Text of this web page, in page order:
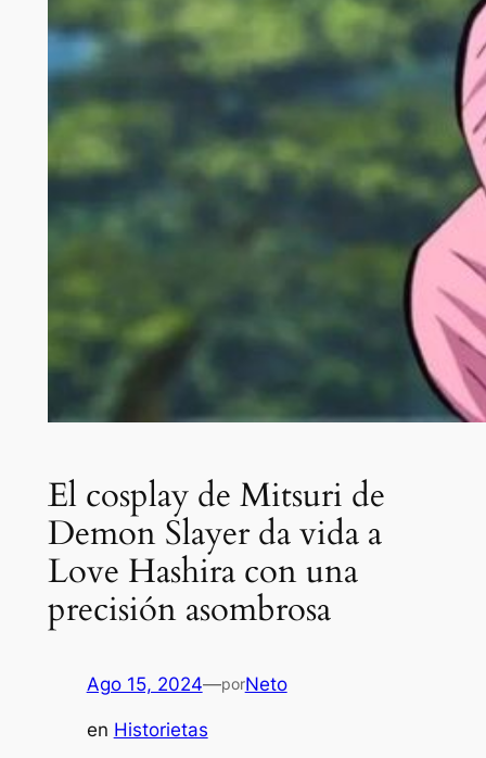
El cosplay de Mitsuri de
Demon Slayer da vida a
Love Hashira con una
precisión asombrosa
Ago 15, 2024—porNeto
en Historietas